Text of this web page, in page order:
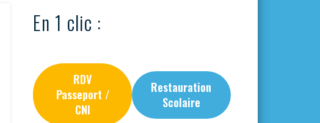
En 1 clic :
RDV
Passeport /
CNI
Restauration
Scolaire